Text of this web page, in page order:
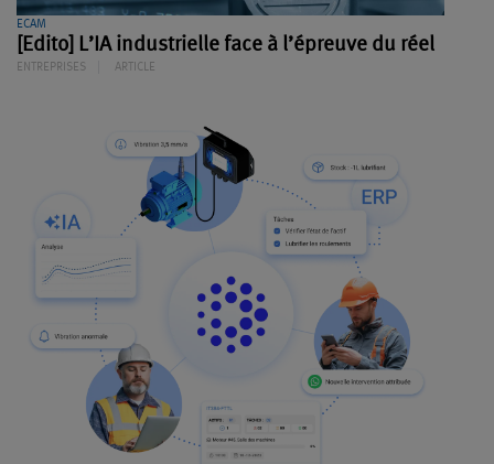
ECAM
[Edito] L’IA industrielle face à l’épreuve du réel
ENTREPRISES ARTICLE